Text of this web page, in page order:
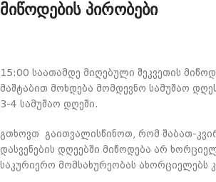
მიწოდების პირობები
15:00 საათამდე მიღებული შეკვეთის
მაშტაბით მოხდება მომდევნო სამუშაო
3-4 სამუშაო დღეში.
გთხოვთ გაითვალისწინოთ, რომ შაბათ-
დასვენების დღეებში მიწოდება არ
საკურიერო მომსახურეობას ახორციელებს